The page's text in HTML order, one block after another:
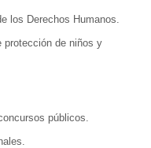
los Derechos Humanos.
protección de niños y
públicos.